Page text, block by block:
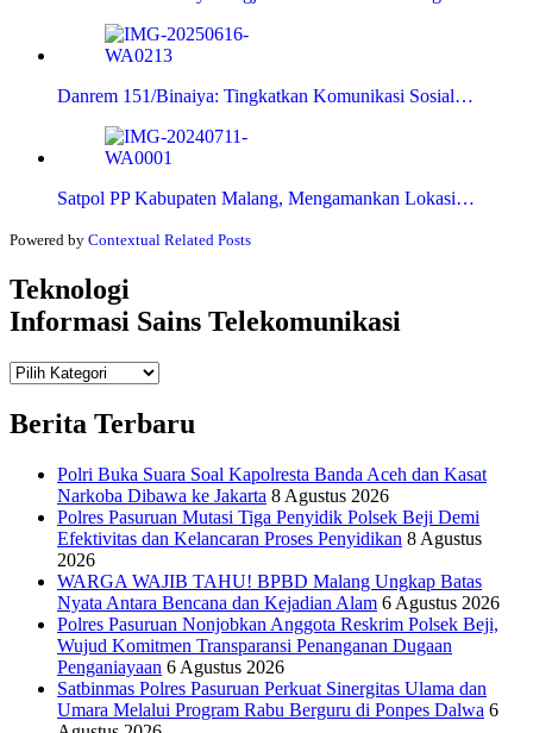
Danrem 151/Binaiya: Tingkatkan Komunikasi Sosial…
Satpol PP Kabupaten Malang, Mengamankan Lokasi…
Powered by Contextual Related Posts
Teknologi
Informasi Sains Telekomunikasi
Teknologi
Berita Terbaru
Polri Buka Suara Soal Kapolresta Banda Aceh dan Kasat
Narkoba Dibawa ke Jakarta 8 Agustus 2026
Polres Pasuruan Mutasi Tiga Penyidik Polsek Beji Demi
Efektivitas dan Kelancaran Proses Penyidikan 8 Agustus
2026
WARGA WAJIB TAHU! BPBD Malang Ungkap Batas
Nyata Antara Bencana dan Kejadian Alam 6 Agustus 2026
Polres Pasuruan Nonjobkan Anggota Reskrim Polsek Beji,
Wujud Komitmen Transparansi Penanganan Dugaan
Penganiayaan 6 Agustus 2026
Satbinmas Polres Pasuruan Perkuat Sinergitas Ulama dan
Umara Melalui Program Rabu Berguru di Ponpes Dalwa 6